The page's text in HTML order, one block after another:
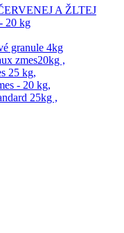
A ŽLTEJ
20 kg
granule 4kg
zmes20kg ,
25 kg,
- 20 kg,
25kg ,